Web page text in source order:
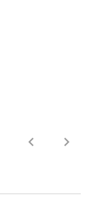
keyboard_arrow_left keyboard_arrow_right